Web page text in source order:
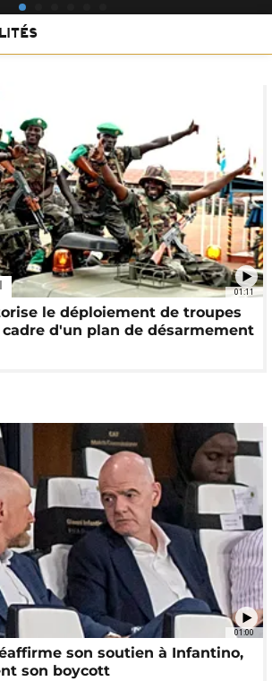
01:11
le déploiement de troupes
cadre d'un plan de désarmement
01:00
son soutien à Infantino,
son boycott